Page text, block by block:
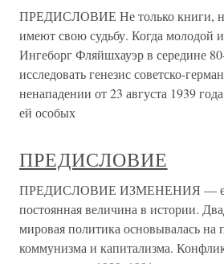
ПРЕДИСЛОВИЕ Не только книги,
имеют свою судьбу. Когда моло­дой
Ингеборг Фляйшхауэр в середине
исследовать генезис советско-
ненапа­дении от 23 августа 1939
ей особых
ПРЕДИСЛОВИЕ
ПРЕДИСЛОВИЕ ИЗМЕНЕНИЯ —
постоянная величина в истории.
мировая политика основывалась на
коммунизма и капитализма.